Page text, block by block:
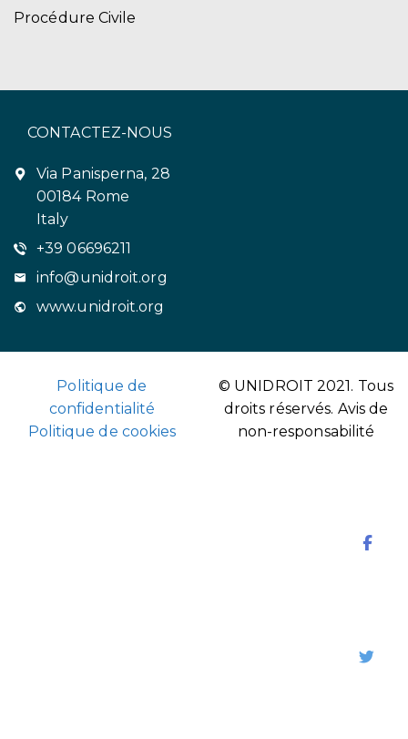
Procédure Civile
CONTACTEZ-NOUS
Via Panisperna, 28
00184 Rome
Italy
+39 06696211
info@unidroit.org
www.unidroit.org
Politique de
confidentialité
Politique de cookies
© UNIDROIT 2021. Tous
droits réservés. Avis de
non-responsabilité